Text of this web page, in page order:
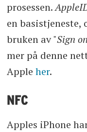
prosessen.
en basistjeneste,
bruken av "Sign
mer på denne
Apple her.
NFC
Apples iPhone